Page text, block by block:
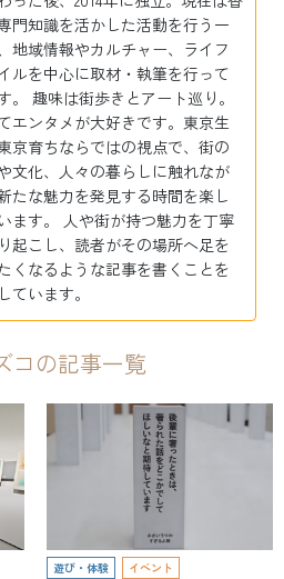
門知識を活かした活動を行う一
地域情報やカルチャー、ライフ
ルを中心に取材・執筆を行って
。 趣味は街歩きとアート巡り。
エンタメが大好きです。東京生
京育ちならではの視点で、街の
文化、人々の暮らしに触れなが
たな魅力を発見する時間を楽し
ます。 人や街が持つ魅力を丁寧
起こし、読者がその場所へ足を
くなるような記事を書くことを
ています。
コの記事一覧
遊び・体験 イベント